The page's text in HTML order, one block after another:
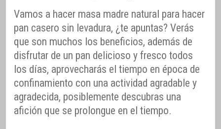
Vamos a hacer masa madre natural para hacer
pan casero sin levadura, ¿te apuntas? Verás
que son muchos los beneficios, además de
disfrutar de un pan delicioso y fresco todos
los días, aprovecharás el tiempo en época de
confinamiento con una actividad agradable y
agradecida, posiblemente descubras una
afición que se prolongue en el tiempo.